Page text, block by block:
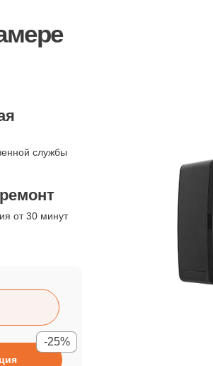
службы
от 30 минут
-25%